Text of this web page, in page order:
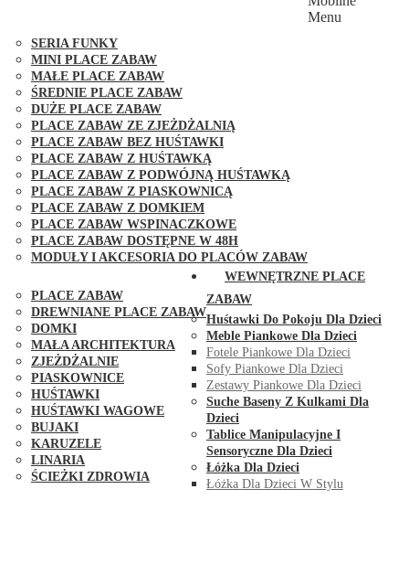
SERIA FUNKY
MINI PLACE ZABAW
MAŁE PLACE ZABAW
ŚREDNIE PLACE ZABAW
DUŻE PLACE ZABAW
PLACE ZABAW ZE ZJEŻDŻALNIĄ
PLACE ZABAW BEZ HUŚTAWKI
PLACE ZABAW Z HUŚTAWKĄ
PLACE ZABAW Z PODWÓJNĄ HUŚTAWKĄ
PLACE ZABAW Z PIASKOWNICĄ
PLACE ZABAW Z DOMKIEM
PLACE ZABAW WSPINACZKOWE
PLACE ZABAW DOSTĘPNE W 48H
MODUŁY I AKCESORIA DO PLACÓW ZABAW
PLACE ZABAW
DREWNIANE PLACE ZABAW
DOMKI
MAŁA ARCHITEKTURA
ZJEŻDŻALNIE
PIASKOWNICE
HUŚTAWKI
HUŚTAWKI WAGOWE
BUJAKI
KARUZELE
LINARIA
ŚCIEŻKI ZDROWIA
Menu
WEWNĘTRZNE PLACE
ZABAW
Huśtawki Do Pokoju Dla Dzieci
Meble Piankowe Dla Dzieci
Fotele Piankowe Dla Dzieci
Sofy Piankowe Dla Dzieci
Zestawy Piankowe Dla Dzieci
Suche Baseny Z Kulkami Dla
Dzieci
Tablice Manipulacyjne I
Sensoryczne Dla Dzieci
Łóżka Dla Dzieci
Łóżka Dla Dzieci W Stylu